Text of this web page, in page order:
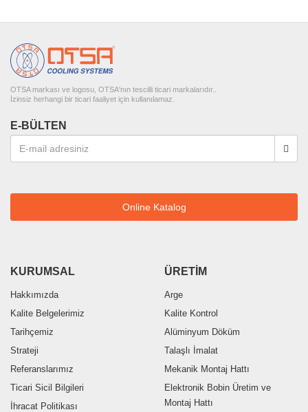
OTSA markası ve logosu, OTSA'nın tescilli ticari markalarıdır..
İzinsiz herhangi bir ticari faaliyet için kullanılamaz.
E-BÜLTEN
Online Katalog
KURUMSAL
Hakkımızda
Kalite Belgelerimiz
Tarihçemiz
Strateji
Referanslarımız
Ticari Sicil Bilgileri
İhracat Politikası
ÜRETIM
Arge
Kalite Kontrol
Alüminyum Döküm
Talaşlı İmalat
Mekanik Montaj Hattı
Elektronik Bobin Üretim ve
Montaj Hattı